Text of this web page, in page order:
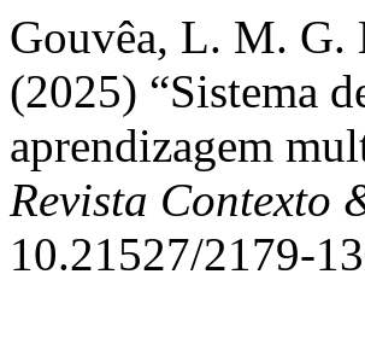
Gouvêa, L. M. G.
(2025) “Sistema
aprendizagem
Revista Contexto
10.21527/2179-